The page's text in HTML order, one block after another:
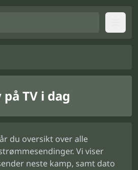
på TV i dag
du oversikt over alle
Vi viser
neste kamp, samt dato